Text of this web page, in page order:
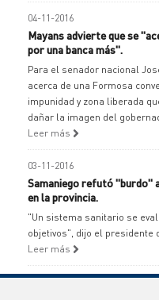
04-11-2016
Mayans advierte que se
por una banca más".
Para el senador nacional
acerca de una Formosa
impunidad y zona liberada
dañar la imagen del
Leer más
03-11-2016
Samaniego refutó "burdo"
en la provincia.
"Un sistema sanitario se
objetivos", dijo el presidente
Leer más